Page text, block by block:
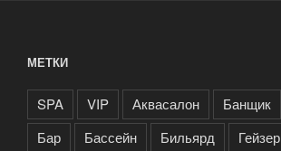
МЕТКИ
SPA VIP Аквасалон Банщик
Бар
Бассейн Бильярд Гейзер